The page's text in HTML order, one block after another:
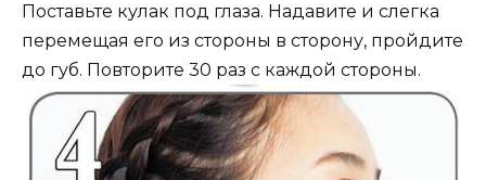
Поставьте кулак под глаза. Надавите и слегка
перемещая его из стороны в сторону, пройдите
до губ. Повторите 30 раз с каждой стороны.